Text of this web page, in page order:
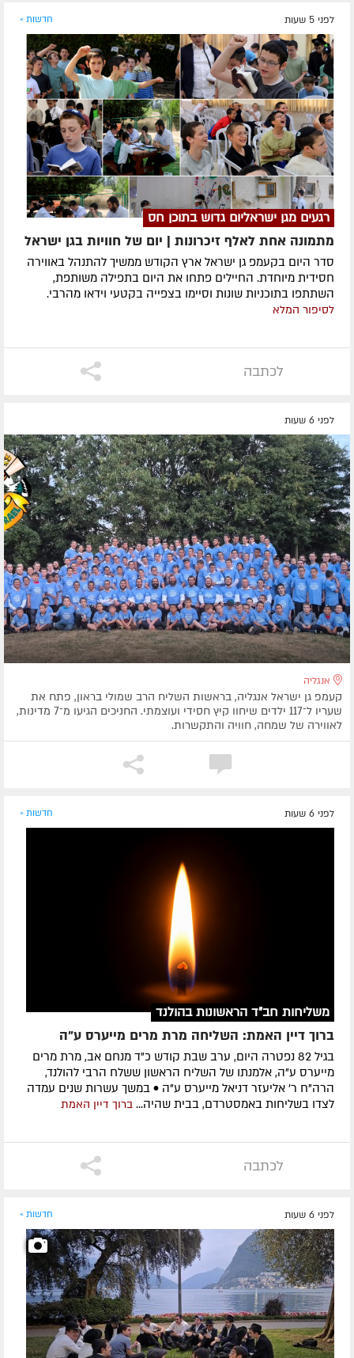
לפני 5 שעות חדשות »
רגעים מגן ישראליום גדוש בתוכן חס
מתמונה אחת לאלף זיכרונות | יום של חוויות בגן ישראל
סדר היום בקעמפ גן ישראל ארץ הקודש ממשיך להתנהל באווירה
חסידית מיוחדת. החיילים פתחו את היום בתפילה משותפת,
השתתפו בתוכניות שונות וסיימו בצפייה בקטעי וידאו מהרבי.
לסיפור המלא
לכתבה
לפני 6 שעות
אנגליה
קעמפ גן ישראל אנגליה, בראשות השליח הרב שמולי בראון, פתח את
שעריו ל־117 ילדים שיחוו קיץ חסידי ועוצמתי. החניכים הגיעו מ־7 מדינות,
לאווירה של שמחה, חוויה והתקשרות.
לפני 6 שעות חדשות »
משליחות חב"ד הראשונות בהולנד
ברוך דיין האמת: השליחה מרת מרים מייערס ע"ה
בגיל 82 נפטרה היום, ערב שבת קודש כ"ד מנחם אב, מרת מרים
מייערס ע"ה, אלמנתו של השליח הראשון ששלח הרבי להולנד,
הרה"ח ר' אליעזר דניאל מייערס ע"ה • במשך עשרות שנים עמדה
לצדו בשליחות באמסטרדם, בבית שהיה... ברוך דיין האמת
לכתבה
לפני 6 שעות חדשות »